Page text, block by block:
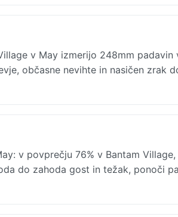
v May izmerijo 248mm
občasne nevihte in nasičen zrak
v povprečju 76% v Bantam
do zahoda gost in težak, ponoči